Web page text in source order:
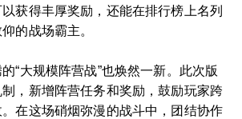
获得丰厚奖励，还能在排行榜上名列
的战场霸主。
“大规模阵营战”也焕然一新。此次版
，新增阵营任务和奖励，鼓励玩家跨
在这场硝烟弥漫的战斗中，团结协作